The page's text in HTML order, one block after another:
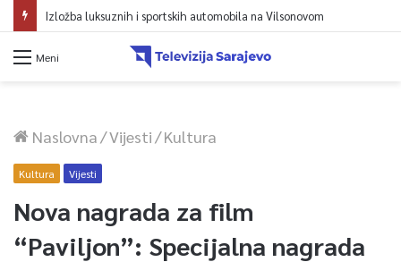
Izložba luksuznih i sportskih automobila na Vilsonovom
Meni
Naslovna/Vijesti/Kultura
Kultura Vijesti
Nova nagrada za film
“Paviljon”: Specijalna nagrada